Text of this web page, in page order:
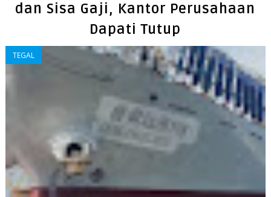
dan Sisa Gaji, Kantor Perusahaan
Dapati Tutup
TEGAL